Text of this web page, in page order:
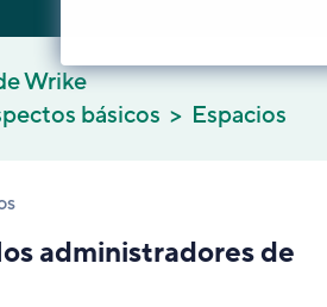
Wrike
básicos
Espacios
administradores de